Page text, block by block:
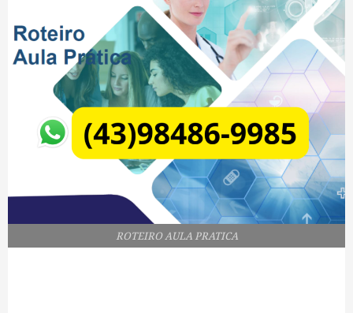
ROTEIRO AULA PRATICA